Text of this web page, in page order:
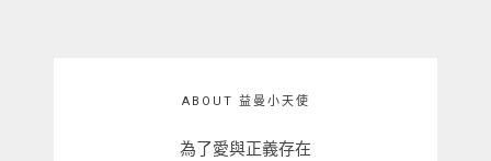
ABOUT 益曼小天使
為了愛與正義存在